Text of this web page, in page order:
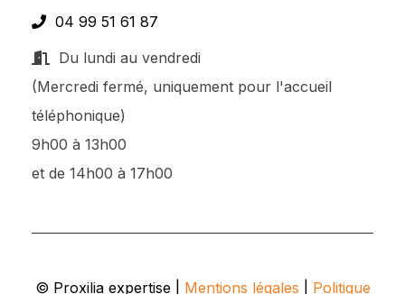
04 99 51 61 87
Du lundi au vendredi
(Mercredi fermé, uniquement pour l'accueil
téléphonique)
9h00 à 13h00
et de 14h00 à 17h00
© Proxilia expertise | Mentions légales Politique